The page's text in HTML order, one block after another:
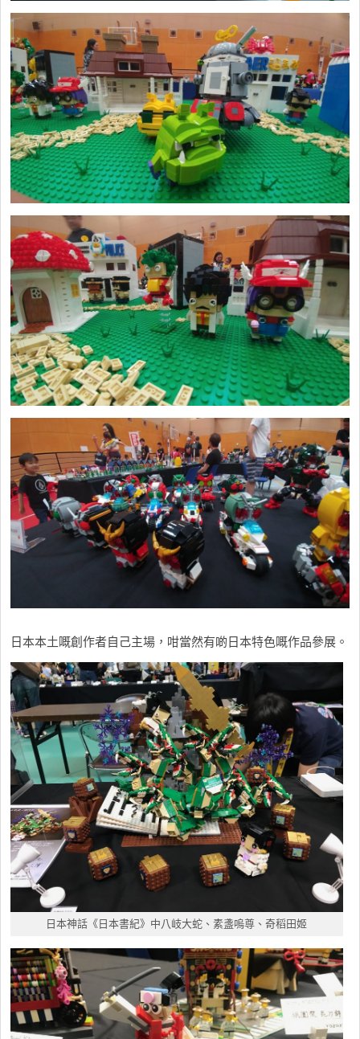
日本本土嘅創作者自己主場，咁當然有啲日本特色嘅作品參展。
日本神話《日本書紀》中八岐大蛇、素盞嗚尊、奇稻田姬